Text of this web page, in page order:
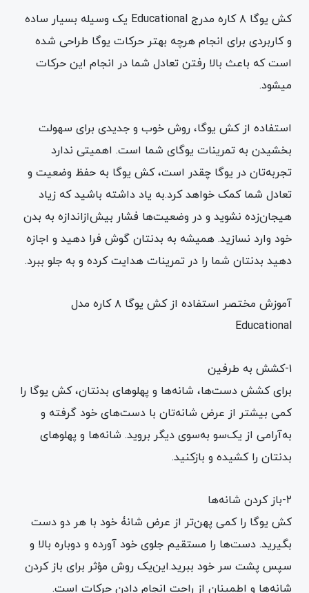
کش یوگا ۸ کاره مدرج Educational یک وسیله بسیار ساده
و کاربردی برای انجام هرچه بهتر حرکات یوگا طراحی شده
است که باعث بالا رفتن تعادل شما در انجام این حرکات
میشود.
استفاده از کش یوگا، روش خوب و جدیدی برای سهولت
بخشیدن به تمرینات یوگای شما است. اهمیتی ندارد
تجربه‌تان در یوگا چقدر است، کش یوگا به حفظ وضعیت و
تعادل شما کمک خواهد کرد.به یاد داشته باشید که زیاد
هیجان‌زده نشوید و در وضعیت‌ها فشار بیش‌ازاندازه به بدن
خود وارد نسازید. همیشه به بدنتان گوش فرا دهید و اجازه
دهید بدنتان شما را در تمرینات هدایت کرده و به جلو ببرد.
آموزش مختصر استفاده از کش یوگا ۸ کاره مدل
Educational
۱-کشش به طرفین
برای کشش دست‌ها، شانه‌ها و پهلوهای بدنتان، کش یوگا را
کمی بیشتر از عرض شانه‌تان با دست‌های خود گرفته و
به‌آرامی از یک‌سو به‌سوی دیگر بروید. شانه‌ها و پهلوهای
بدنتان را کشیده و بازکنید.
۲-باز کردن شانه‌ها
کش یوگا را کمی پهن‌تر از عرض شانۀ خود با هر دو دست
بگیرید. دست‌ها را مستقیم جلوی خود آورده و دوباره بالا و
سپس پشت سر خود ببرید.این‌یک روش مؤثر برای باز کردن
شانه‌ها و اطمینان از راحت انجام دادن حرکات است.